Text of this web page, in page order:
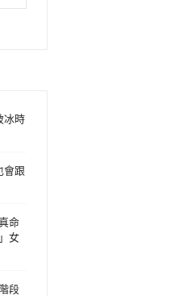
冰時
會跟
命
女
段